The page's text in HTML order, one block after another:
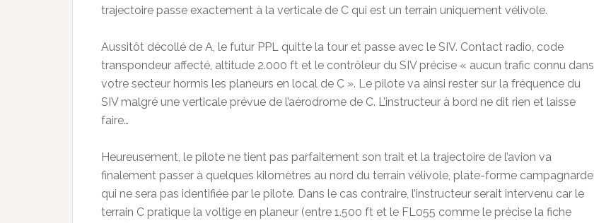
trajectoire passe exactement à la verticale de C qui est un terrain uniquement vélivole.
Aussitôt décollé de A, le futur PPL quitte la tour et passe avec le SIV. Contact radio, code
transpondeur affecté, altitude 2.000 ft et le contrôleur du SIV précise « aucun trafic connu dans
votre secteur hormis les planeurs en local de C ». Le pilote va ainsi rester sur la fréquence du
SIV malgré une verticale prévue de l’aérodrome de C. L’instructeur à bord ne dit rien et laisse
faire…
Heureusement, le pilote ne tient pas parfaitement son trait et la trajectoire de l’avion va
finalement passer à quelques kilomètres au nord du terrain vélivole, plate-forme campagnarde
qui ne sera pas identifiée par le pilote. Dans le cas contraire, l’instructeur serait intervenu car le
terrain C pratique la voltige en planeur (entre 1.500 ft et le FL055 comme le précise la fiche